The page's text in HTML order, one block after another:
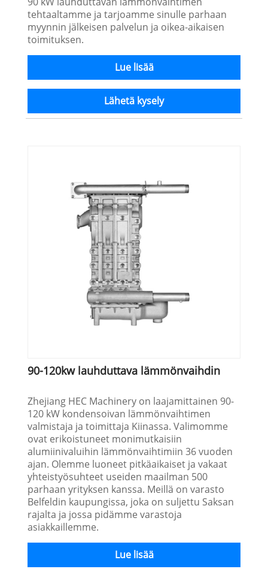
tehtaaltamme ja tarjoamme sinulle parhaan
myynnin jälkeisen palvelun ja oikea-aikaisen
toimituksen.
Lue lisää
Lähetä kysely
90-120kw lauhduttava lämmönvaihdin
Zhejiang HEC Machinery on laajamittainen 90-
120 kW kondensoivan lämmönvaihtimen
valmistaja ja toimittaja Kiinassa. Valimomme
ovat erikoistuneet monimutkaisiin
alumiinivaluihin lämmönvaihtimiin 36 vuoden
ajan. Olemme luoneet pitkäaikaiset ja vakaat
yhteistyösuhteet useiden maailman 500
parhaan yrityksen kanssa. Meillä on varasto
Belfeldin kaupungissa, joka on suljettu Saksan
rajalta ja jossa pidämme varastoja
asiakkaillemme.
Lue lisää